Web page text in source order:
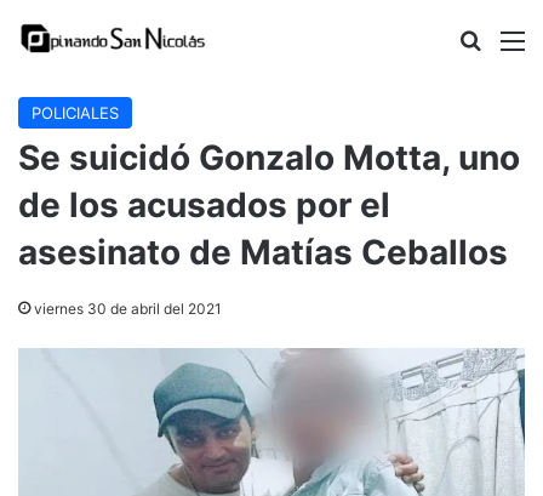
Buscar
POLICIALES
Se suicidó Gonzalo Motta, uno
de los acusados por el
asesinato de Matías Ceballos
viernes 30 de abril del 2021